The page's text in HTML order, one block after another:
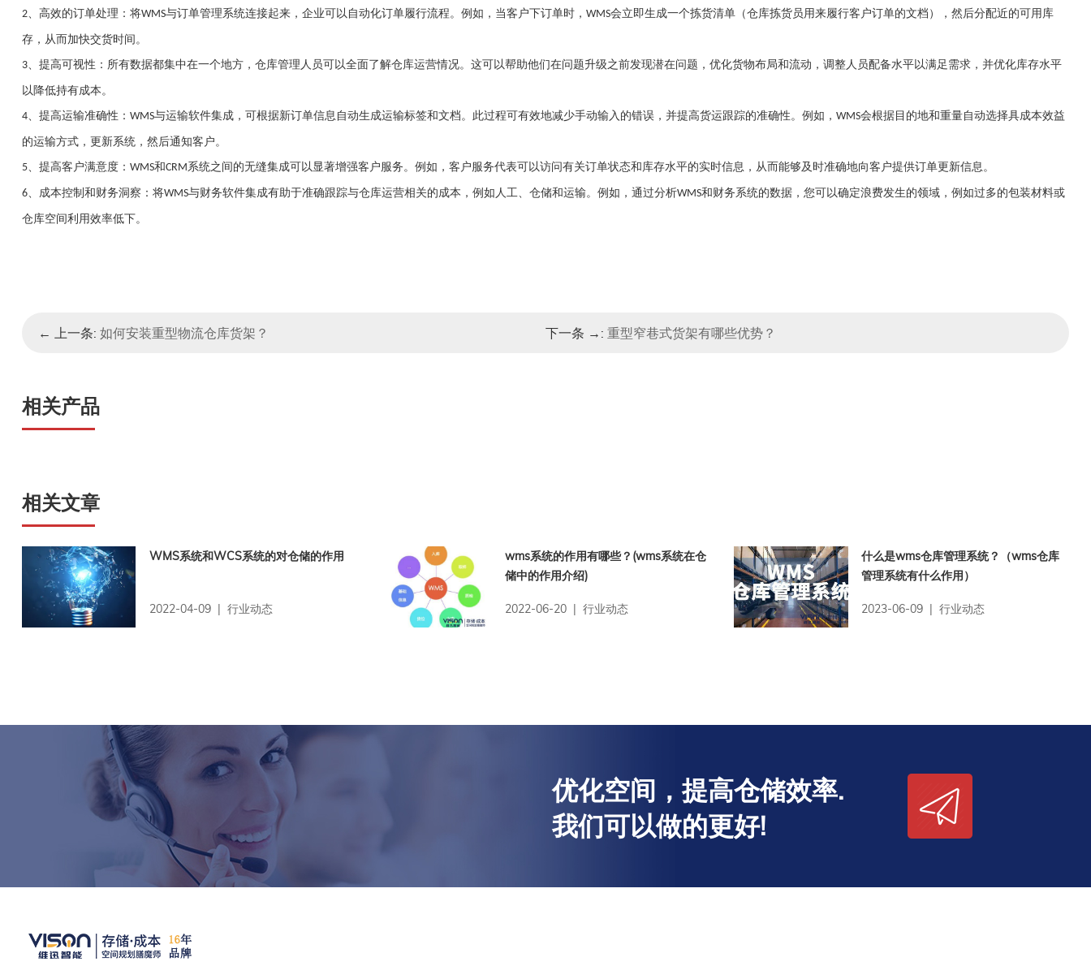
2、 高效的订单处理：将WMS与订单管理系统连接起来，企业可以自动化订单履行流程。例如，当客户下订单时， WMS会立即生成一个拣货清单（仓库拣货员用来履行客户订单的文档），然后分配近的可用库
存，从而加快交货时间。
3、 提高可视性：所有数据都集中在一个地方，仓库管理人员可以全面了解仓库运营情况。这可以帮助他们在问题升级之前发现潜在问题，优化货物布局和流动，调整人员配备水平以满足需求，并优化库存水平
以降低持有成本。
4、 提高运输准确性： WMS与运输软件集成，可根据新订单信息自动生成运输标签和文档。此过程可有效地减少手动输入的错误，并提高货运跟踪的准确性。例如， WMS会根据目的地和重量自动选择具成本效益
的运输方式，更新系统，然后通知客户。
5、 提高客户满意度： WMS和CRM 系统之间的无缝集成可以显著增强客户服务。例如，客户服务代表可以访问有关订单状态和库存水平的实时信息，从而能够及时准确地向客户提供订单更新信息。
6、 成本控制和财务洞察：将WMS与财务软件集成有助于准确跟踪与仓库运营相关的成本，例如人工、仓储和运输。例如，通过分析WMS和财务系统的数据，您可以确定浪费发生的领域，例如过多的包装材料或
仓库空间利用效率低下。
← 上一条: 如何安装重型物流仓库货架？ 下一条 →: 重型窄巷式货架有哪些优势？
相关产品
相关文章
WMS系统和WCS系统的对仓储的作用
2022-04-09 | 行业动态
wms系统的作用有哪些？(wms系统在仓
储中的作用介绍)
2022-06-20 | 行业动态
什么是wms仓库管理系统？（wms仓库
管理系统有什么作用）
2023-06-09 | 行业动态
优化空间，提高仓储效率.
我们可以做的更好!